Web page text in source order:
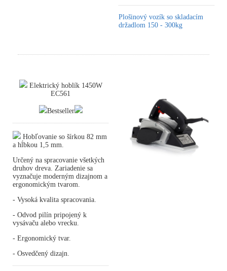
Plošinový vozík so skladacím
držadlom 150 - 300kg
Elektrický hoblík 1450W
EC561
Bestseller
Hobľovanie so šírkou 82 mm
a hĺbkou 1,5 mm.
Určený na spracovanie všetkých
druhov dreva. Zariadenie sa
vyznačuje moderným dizajnom a
ergonomickým tvarom.
- Vysoká kvalita spracovania.
- Odvod pilín pripojený k
vysávaču alebo vrecku.
- Ergonomický tvar.
- Osvedčený dizajn.